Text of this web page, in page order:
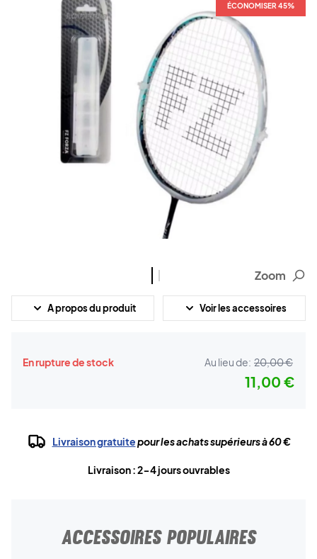
ÉCONOMISER 45%
ÉCONOMISER 45%
Zoom
A propos du produit Voir les accessoires
En rupture de stock Au lieu de: 20,00 €
11,00 €
Livraison gratuitepour les achats supérieurs à 60 €
Livraison : 2-4 jours ouvrables
ACCESSOIRES POPULAIRES